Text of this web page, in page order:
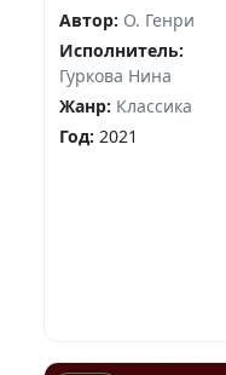
Автор: О. Генри
Исполнитель:
Гуркова Нина
Жанр: Классика
Год: 2021